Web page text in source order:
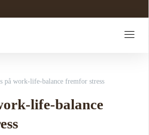
på work-life-balance fremfor stress
life-balance